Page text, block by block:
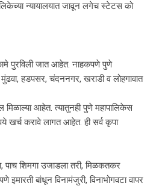
न्यायालयात जावून लगेच स्टेटस को
पुरविली जात आहेत. नाहकपणे पुणे
मुंढवा, हडपसर, चंदननगर, खराडी व लोहगावात
आहेत. त्यातुनही पुणे महापालिकेस
खर्च करावे लागत आहेत. ही सर्व कृपा
पाच शिमगा उजाडला तरी, मिळकतकर
बांधून विनामंजुरी, विनाभोगवटा वापर